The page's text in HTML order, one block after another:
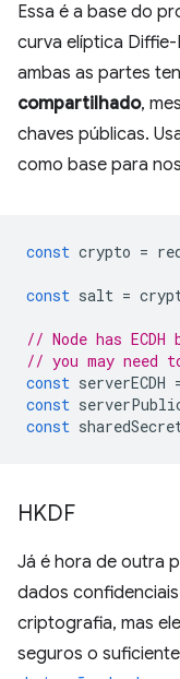
Essa é a base do
curva elíptica Diffie-
ambas as partes
compartilhado,
chaves públicas.
como base para
const crypto =
const salt =
// Node has
// you may
const serverECDH
const
const
HKDF
Já é hora de outra
dados
criptografia, mas
seguros o